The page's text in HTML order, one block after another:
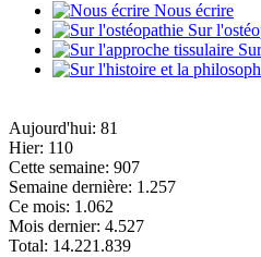
Nous écrire
Sur
Aujourd'hui: 81
Hier: 110
Cette semaine: 907
Semaine dernière: 1.257
Ce mois: 1.062
Mois dernier: 4.527
Total: 14.221.839